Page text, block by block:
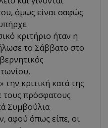
όμως είναι σαφώς
κριτήριο ήταν η
το Σάββατο στο
την κριτική κατά της
τους πρόσφατους
Συμβούλια
αφού όπως είπε, οι